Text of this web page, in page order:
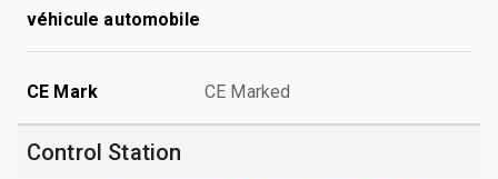
véhicule automobile
CE Mark CE Marked
Control Station